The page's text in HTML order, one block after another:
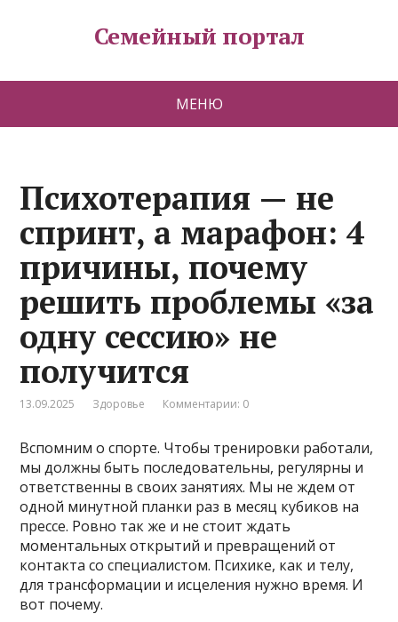
Семейный портал
МЕНЮ
Психотерапия — не
спринт, а марафон: 4
причины, почему
решить проблемы «за
одну сессию» не
получится
13.09.2025 Здоровье Комментарии: 0
Вспомним о спорте. Чтобы тренировки работали,
мы должны быть последовательны, регулярны и
ответственны в своих занятиях. Мы не ждем от
одной минутной планки раз в месяц кубиков на
прессе. Ровно так же и не стоит ждать
моментальных открытий и превращений от
контакта со специалистом. Психике, как и телу,
для трансформации и исцеления нужно время. И
вот почему.